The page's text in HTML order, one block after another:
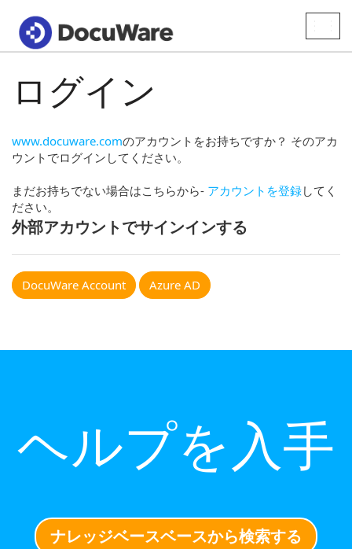
ログイン
www.docuware.comのアカウントをお持ちですか？ そのアカ
ウントでログインしてください。
まだお持ちでない場合はこちらから- アカウントを登録してく
ださい。
外部アカウントでサインインする
DocuWare Account Azure AD
ヘルプを入手
ナレッジベースベースから検索する